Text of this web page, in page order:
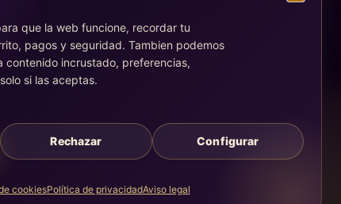
que la web funcione, recordar tu
pagos y seguridad. Tambien podemos
contenido incrustado, preferencias,
si las aceptas.
Rechazar Configurar
cookiesPolítica de privacidadAviso legal
dirección y correos quedan centralizados en la
legal, psicológico o profesional.
Creado con calma, intención y una experiencia guiada.